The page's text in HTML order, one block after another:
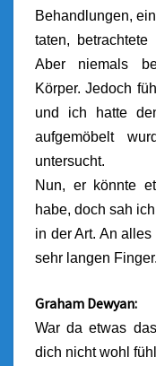
Behandlungen,
taten,
Aber niemals
Körper. Jedoch
und ich hatte
aufgemöbelt
untersucht.
Nun, er könnte
habe, doch sah
in der Art. An
sehr langen Finger.
Graham Dewyan:
War da etwas
dich nicht wohl